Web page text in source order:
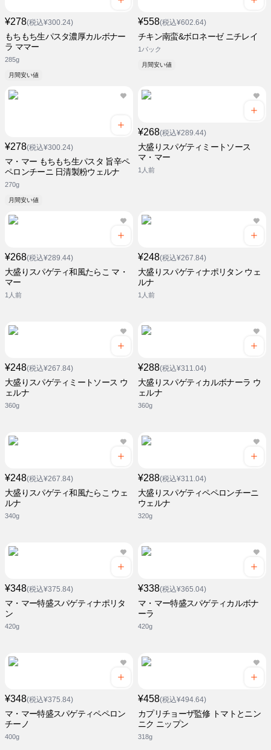
¥278(税込¥300.24)
もちもち生パスタ濃厚カルボナー
ラ ママー
285g
月間安い値
¥558(税込¥602.64)
チキン南蛮&ボロネーゼ ニチレイ
1パック
月間安い値
¥278(税込¥300.24)
マ・マー もちもち生パスタ 旨辛ペ
ペロンチーニ 日清製粉ウェルナ
270g
月間安い値
¥268(税込¥289.44)
大盛りスパゲティミートソース
マ・マー
1人前
¥268(税込¥289.44)
大盛りスパゲティ和風たらこ マ・
マー
1人前
¥248(税込¥267.84)
大盛りスパゲティナポリタン ウェ
ルナ
1人前
¥248(税込¥267.84)
大盛りスパゲティミートソース ウ
ェルナ
360g
¥288(税込¥311.04)
大盛りスパゲティカルボナーラ ウ
ェルナ
360g
¥248(税込¥267.84)
大盛りスパゲティ和風たらこ ウェ
ルナ
340g
¥288(税込¥311.04)
大盛りスパゲティペペロンチーニ
ウェルナ
320g
¥348(税込¥375.84)
マ・マー特盛スパゲティナポリタ
ン
420g
¥338(税込¥365.04)
マ・マー特盛スパゲティカルボナ
ーラ
420g
¥348(税込¥375.84)
マ・マー特盛スパゲティペペロン
チーノ
400g
¥458(税込¥494.64)
カプリチョーザ監修 トマトとニン
ニク ニップン
318g